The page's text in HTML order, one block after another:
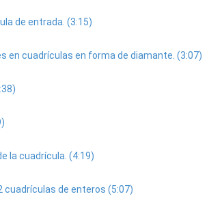
de entrada. (3:15)
en cuadrículas en forma de diamante. (3:07)
la cuadrícula. (4:19)
cuadrículas de enteros (5:07)